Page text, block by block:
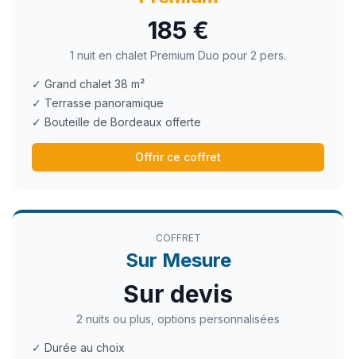
185 €
1 nuit en chalet Premium Duo pour 2 pers.
✓ Grand chalet 38 m²
✓ Terrasse panoramique
✓ Bouteille de Bordeaux offerte
Offrir ce coffret
COFFRET
Sur Mesure
Sur devis
2 nuits ou plus, options personnalisées
✓ Durée au choix